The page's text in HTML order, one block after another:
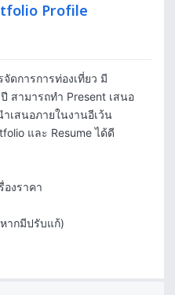
Profile
ดการการท่องเที่ยว มี
สามารถทำ Present เสนอ
เสนอภายในงานอีเว้น
และ Resume ได้ดี
งราคา
ากมีปรับแก้)